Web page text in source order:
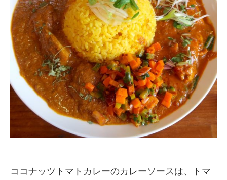
ココナッツトマトカレーのカレーソースは、トマ